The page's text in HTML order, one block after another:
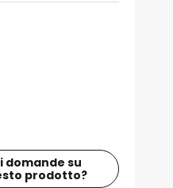
domande su
prodotto?